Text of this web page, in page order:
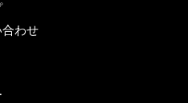
わせ